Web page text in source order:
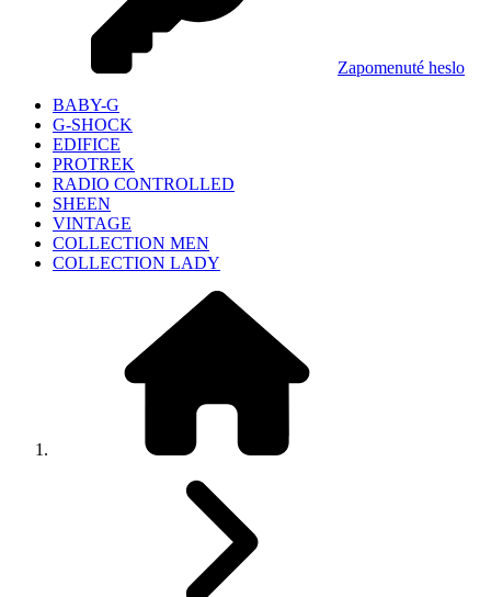
Zapomenuté heslo
BABY-G
G-SHOCK
EDIFICE
PROTREK
RADIO CONTROLLED
SHEEN
VINTAGE
COLLECTION MEN
COLLECTION LADY